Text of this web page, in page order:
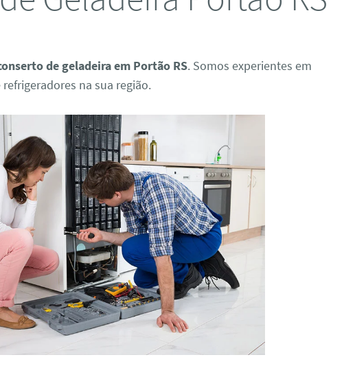
de geladeira em Portão RS. Somos experientes em
na sua região.